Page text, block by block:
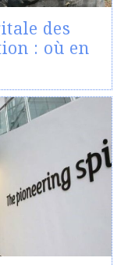
des
: où en